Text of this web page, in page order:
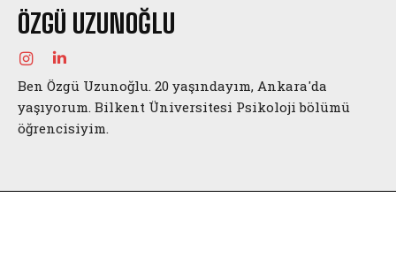
ÖZGÜ UZUNOĞLU
Ben Özgü Uzunoğlu. 20 yaşındayım, Ankara'da
yaşıyorum. Bilkent Üniversitesi Psikoloji bölümü
öğrencisiyim.